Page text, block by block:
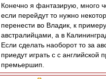
Конечно я фантазирую, много
если перейдут то нужно
перенести во Владик, к
австралийцами, а в
Если сделать наоборот то за
приедут играть с с английской
премьершип.